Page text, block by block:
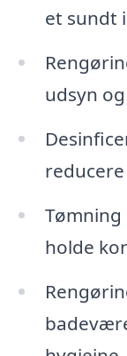
et sundt
udsyn
holde